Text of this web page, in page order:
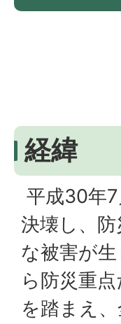
経緯
平成30年
決壊し、
な被害が
ら防災重
を踏まえ